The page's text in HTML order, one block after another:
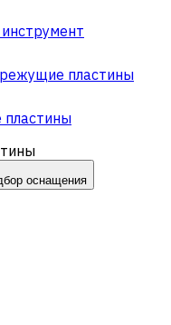
пластины
пластины
оснащения